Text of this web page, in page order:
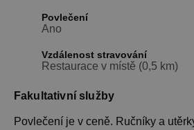
Povlečení
Ano
Vzdálenost stravování
Restaurace v místě (0,5 km)
Fakultativní služby
Povlečení je v ceně. Ručníky a